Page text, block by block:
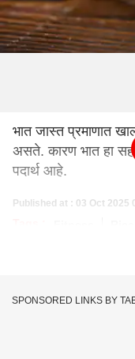
भात जास्त प्रमाणात
असते. कारण भात हा
पदार्थ आहे.
Published at : 03 Oct 2025
SPONSORED LINKS BY